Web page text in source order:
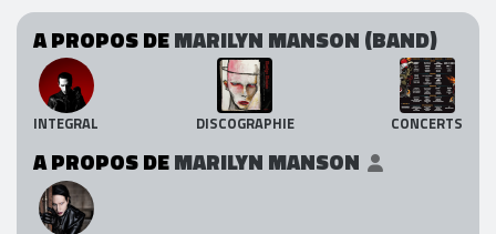
A PROPOS DEMARILYN MANSON (BAND)
INTEGRAL DISCOGRAPHIE CONCERTS
A PROPOS DEMARILYN MANSON